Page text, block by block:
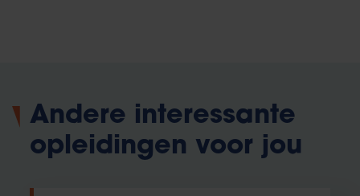
Andere interessante
opleidingen voor jou